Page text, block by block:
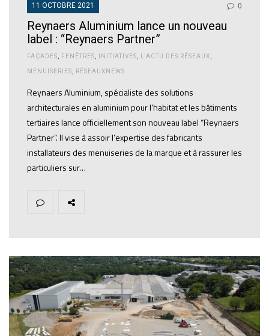
11 OCTOBRE 2021 0
Reynaers Aluminium lance un nouveau
label : “Reynaers Partner”
FAÇADES FENÊTRES INITIATIVES L'ACTU DES RÉSEAUX
MENUISERIES RÉSEAUXNEWS
Reynaers Aluminium, spécialiste des solutions
architecturales en aluminium pour l’habitat et les bâtiments
tertiaires lance officiellement son nouveau label “Reynaers
Partner”. Il vise à assoir l’expertise des fabricants
installateurs des menuiseries de la marque et à rassurer les
particuliers sur…